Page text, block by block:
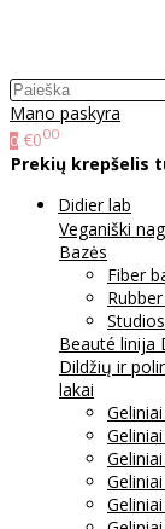
Mano paskyra
0 €000
Prekių krepšelis
Didier lab
Veganiški
Bazės
Fiber
Beauté linija
Dildžių ir
lakai